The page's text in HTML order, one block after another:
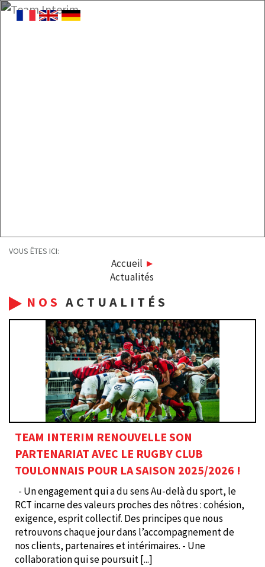
VOUS ÊTES ICI:
Accueil
Actualités
NOS ACTUALITÉS
TEAM INTERIM RENOUVELLE SON
PARTENARIAT AVEC LE RUGBY CLUB
TOULONNAIS POUR LA SAISON 2025/2026 !
- Un engagement qui a du sens Au-delà du sport, le
RCT incarne des valeurs proches des nôtres : cohésion,
exigence, esprit collectif. Des principes que nous
retrouvons chaque jour dans l’accompagnement de
nos clients, partenaires et intérimaires. - Une
collaboration qui se poursuit[...]